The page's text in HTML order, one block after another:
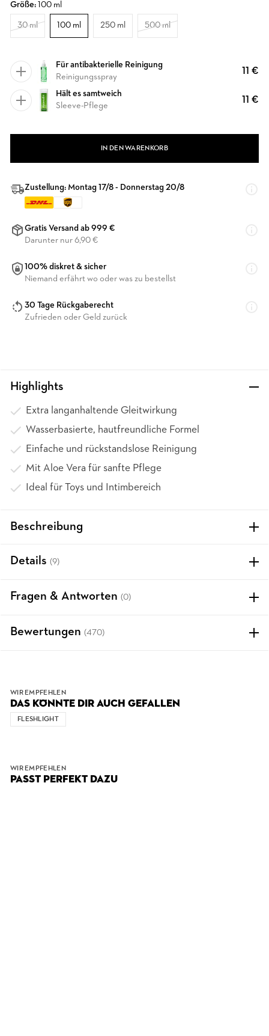
Größe: 100 ml
30 ml 100 ml 250 ml 500 ml
Für antibakterielle Reinigung
Reinigungsspray
11 €
Hält es samtweich
Sleeve-Pflege
11 €
IN DEN WARENKORB
Zustellung: Montag 17/8 - Donnerstag 20/8
Gratis Versand ab 999 €
Darunter nur 6,90 €
100% diskret & sicher
Niemand erfährt wo oder was zu bestellst
30 Tage Rückgaberecht
Zufrieden oder Geld zurück
Highlights
Extra langanhaltende Gleitwirkung
Wasserbasierte, hautfreundliche Formel
Einfache und rückstandslose Reinigung
Mit Aloe Vera für sanfte Pflege
Ideal für Toys und Intimbereich
Beschreibung
Details (9)
Fragen & Antworten (0)
Bewertungen (470)
WIR EMPFEHLEN
DAS KÖNNTE DIR AUCH GEFALLEN
FLESHLIGHT
WIR EMPFEHLEN
PASST PERFEKT DAZU